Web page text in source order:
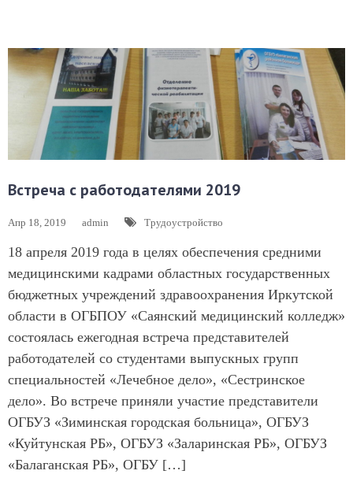
Встреча с работодателями 2019
Апр 18, 2019 admin Трудоустройство
18 апреля 2019 года в целях обеспечения средними
медицинскими кадрами областных государственных
бюджетных учреждений здравоохранения Иркутской
области в ОГБПОУ «Саянский медицинский колледж»
состоялась ежегодная встреча представителей
работодателей со студентами выпускных групп
специальностей «Лечебное дело», «Сестринское
дело». Во встрече приняли участие представители
ОГБУЗ «Зиминская городская больница», ОГБУЗ
«Куйтунская РБ», ОГБУЗ «Заларинская РБ», ОГБУЗ
«Балаганская РБ», ОГБУ […]